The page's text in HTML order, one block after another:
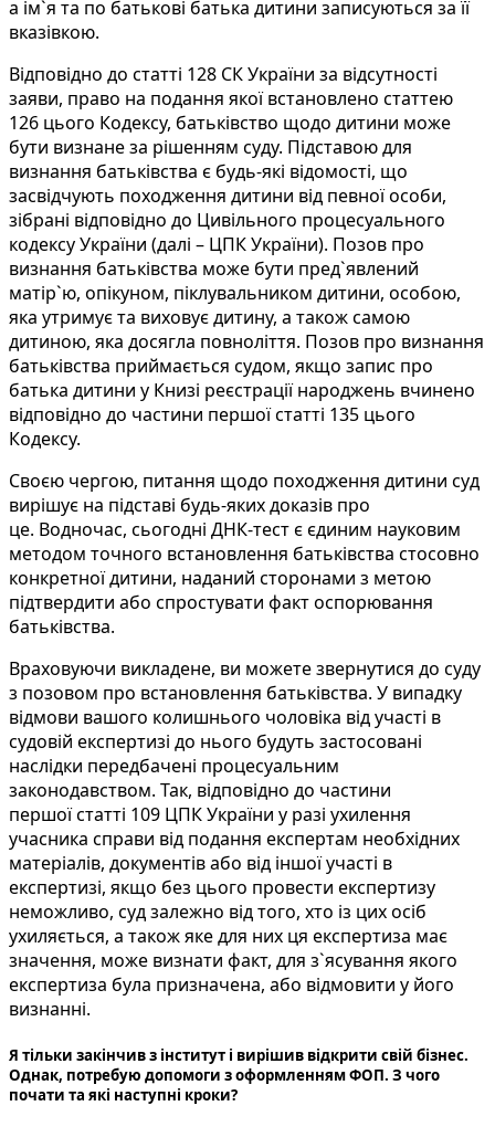
а ім`я та по батькові батька дитини записуються за її
вказівкою.
Відповідно до статті 128 СК України за відсутності
заяви, право на подання якої встановлено статтею
126 цього Кодексу, батьківство щодо дитини може
бути визнане за рішенням суду. Підставою для
визнання батьківства є будь-які відомості, що
засвідчують походження дитини від певної особи,
зібрані відповідно до Цивільного процесуального
кодексу України (далі – ЦПК України). Позов про
визнання батьківства може бути пред`явлений
матір`ю, опікуном, піклувальником дитини, особою,
яка утримує та виховує дитину, а також самою
дитиною, яка досягла повноліття. Позов про визнання
батьківства приймається судом, якщо запис про
батька дитини у Книзі реєстрації народжень вчинено
відповідно до частини першої статті 135 цього
Кодексу.
Своєю чергою, питання щодо походження дитини суд
вирішує на підставі будь-яких доказів про
це. Водночас, сьогодні ДНК-тест є єдиним науковим
методом точного встановлення батьківства стосовно
конкретної дитини, наданий сторонами з метою
підтвердити або спростувати факт оспорювання
батьківства.
Враховуючи викладене, ви можете звернутися до суду
з позовом про встановлення батьківства. У випадку
відмови вашого колишнього чоловіка від участі в
судовій експертизі до нього будуть застосовані
наслідки передбачені процесуальним
законодавством. Так, відповідно до частини
першої статті 109 ЦПК України у разі ухилення
учасника справи від подання експертам необхідних
матеріалів, документів або від іншої участі в
експертизі, якщо без цього провести експертизу
неможливо, суд залежно від того, хто із цих осіб
ухиляється, а також яке для них ця експертиза має
значення, може визнати факт, для з`ясування якого
експертиза була призначена, або відмовити у його
визнанні.
Я тільки закінчив з інститут і вирішив відкрити свій бізнес.
Однак, потребую допомоги з оформленням ФОП. З чого
почати та які наступні кроки?